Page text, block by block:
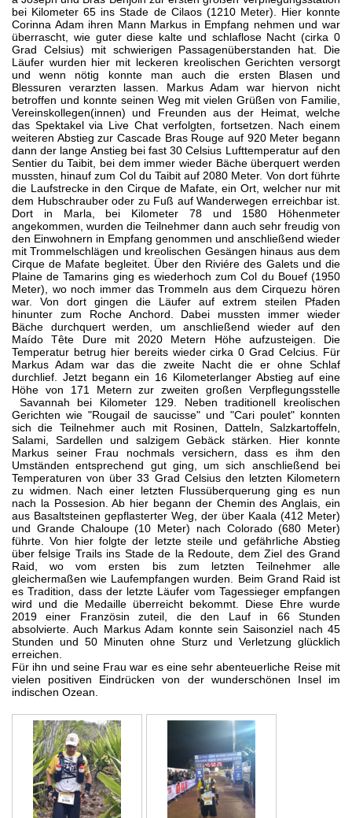
bei Kilometer 65 ins Stade de Cilaos (1210 Meter). Hier konnte
Corinna Adam ihren Mann Markus in Empfang nehmen und war
überrascht, wie guter diese kalte und schlaflose Nacht (cirka 0
Grad Celsius) mit schwierigen Passagenüberstanden hat. Die
Läufer wurden hier mit leckeren kreolischen Gerichten versorgt
und wenn nötig konnte man auch die ersten Blasen und
Blessuren verarzten lassen. Markus Adam war hiervon nicht
betroffen und konnte seinen Weg mit vielen Grüßen von Familie,
Vereinskollegen(innen) und Freunden aus der Heimat, welche
das Spektakel via Live Chat verfolgten, fortsetzen. Nach einem
weiteren Abstieg zur Cascade Bras Rouge auf 920 Meter begann
dann der lange Anstieg bei fast 30 Celsius Lufttemperatur auf den
Sentier du Taibit, bei dem immer wieder Bäche überquert werden
mussten, hinauf zum Col du Taibit auf 2080 Meter. Von dort führte
die Laufstrecke in den Cirque de Mafate, ein Ort, welcher nur mit
dem Hubschrauber oder zu Fuß auf Wanderwegen erreichbar ist.
Dort in Marla, bei Kilometer 78 und 1580 Höhenmeter
angekommen, wurden die Teilnehmer dann auch sehr freudig von
den Einwohnern in Empfang genommen und anschließend wieder
mit Trommelschlägen und kreolischen Gesängen hinaus aus dem
Cirque de Mafate begleitet. Über den Riviére des Galets und die
Plaine de Tamarins ging es wiederhoch zum Col du Bouef (1950
Meter), wo noch immer das Trommeln aus dem Cirquezu hören
war. Von dort gingen die Läufer auf extrem steilen Pfaden
hinunter zum Roche Anchord. Dabei mussten immer wieder
Bäche durchquert werden, um anschließend wieder auf den
Maído Tête Dure mit 2020 Metern Höhe aufzusteigen. Die
Temperatur betrug hier bereits wieder cirka 0 Grad Celcius. Für
Markus Adam war das die zweite Nacht die er ohne Schlaf
durchlief. Jetzt begann ein 16 Kilometerlanger Abstieg auf eine
Höhe von 171 Metern zur zweiten großen Verpflegungsstelle
Savannah bei Kilometer 129. Neben traditionell kreolischen
Gerichten wie "Rougail de saucisse" und "Cari poulet" konnten
sich die Teilnehmer auch mit Rosinen, Datteln, Salzkartoffeln,
Salami, Sardellen und salzigem Gebäck stärken. Hier konnte
Markus seiner Frau nochmals versichern, dass es ihm den
Umständen entsprechend gut ging, um sich anschließend bei
Temperaturen von über 33 Grad Celsius den letzten Kilometern
zu widmen. Nach einer letzten Flussüberquerung ging es nun
nach la Possesion. Ab hier begann der Chemin des Anglais, ein
aus Basaltsteinen gepflasterter Weg, der über Kaala (412 Meter)
und Grande Chaloupe (10 Meter) nach Colorado (680 Meter)
führte. Von hier folgte der letzte steile und gefährliche Abstieg
über felsige Trails ins Stade de la Redoute, dem Ziel des Grand
Raid, wo vom ersten bis zum letzten Teilnehmer alle
gleichermaßen wie Laufempfangen wurden. Beim Grand Raid ist
es Tradition, dass der letzte Läufer vom Tagessieger empfangen
wird und die Medaille überreicht bekommt. Diese Ehre wurde
2019 einer Französin zuteil, die den Lauf in 66 Stunden
absolvierte. Auch Markus Adam konnte sein Saisonziel nach 45
Stunden und 50 Minuten ohne Sturz und Verletzung glücklich
erreichen.
Für ihn und seine Frau war es eine sehr abenteuerliche Reise mit
vielen positiven Eindrücken von der wunderschönen Insel im
indischen Ozean.